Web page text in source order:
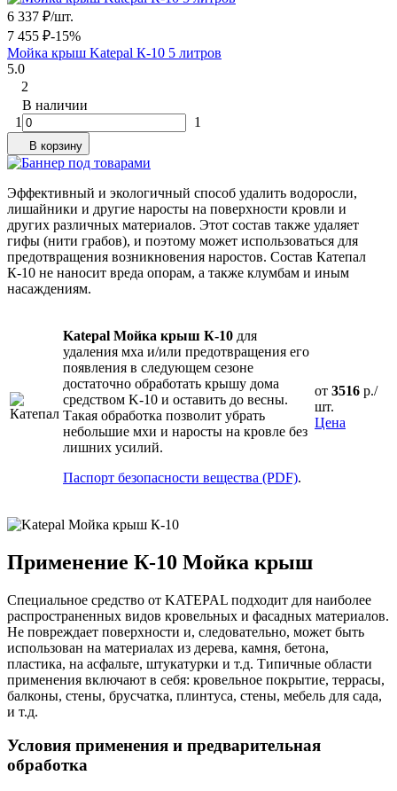
6 337 ₽/шт.
7 455 ₽-15%
Мойка крыш Katepal К-10 5 литров
5.0
2
В наличии
1
1
В корзину
Эффективный и экологичный способ удалить водоросли,
лишайники и другие наросты на поверхности кровли и
других различных материалов. Этот состав также удаляет
гифы (нити грабов), и поэтому может использоваться для
предотвращения возникновения наростов. Состав Катепал
К-10 не наносит вреда опорам, а также клумбам и иным
насаждениям.
Katepal Мойка крыш К-10 для
удаления мха и/или предотвращения его
появления в следующем сезоне
достаточно обработать крышу дома
средством K-10 и оставить до весны.
Такая обработка позволит убрать
небольшие мхи и наросты на кровле без
лишних усилий.
Паспорт безопасности вещества (PDF).
от 3516 р./
шт.
Цена
Применение К-10 Мойка крыш
Специальное средство от KATEPAL подходит для наиболее
распространенных видов кровельных и фасадных материалов.
Не повреждает поверхности и, следовательно, может быть
использован на материалах из дерева, камня, бетона,
пластика, на асфальте, штукатурки и т.д. Типичные области
применения включают в себя: кровельное покрытие, террасы,
балконы, стены, брусчатка, плинтуса, стены, мебель для сада,
и т.д.
Условия применения и предварительная
обработка